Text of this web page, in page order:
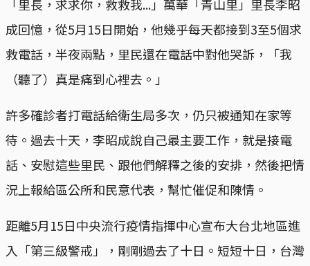
「里長，求求你，救救我...」萬華「青山里」里長李昭
成回憶，從5月15日開始，他幾乎每天都接到3至5個求
救電話，半夜兩點，里民還在電話中對他哭訴，「我
（聽了）真是痛到心裡去。」
許多確診者打電話給衛生局多次，仍只被通知在家等
待。過去十天，李昭成說自己最主要工作，就是接電
話、安慰這些里民、跟他們解釋之後的安排，然後把情
況上報給區公所和民意代表，幫忙催促和陳情。
距離5月15日中央流行疫情指揮中心宣布大台北地區進
入「第三級警戒」，剛剛過去了十日。短短十日，台灣